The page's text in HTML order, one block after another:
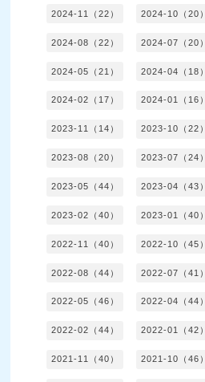
2024-11（22） 2024-10（20）
2024-08（22） 2024-07（20）
2024-05（21） 2024-04（18）
2024-02（17） 2024-01（16）
2023-11（14） 2023-10（22）
2023-08（20） 2023-07（24）
2023-05（44） 2023-04（43）
2023-02（40） 2023-01（40）
2022-11（40） 2022-10（45）
2022-08（44） 2022-07（41）
2022-05（46） 2022-04（44）
2022-02（44） 2022-01（42）
2021-11（40） 2021-10（46）